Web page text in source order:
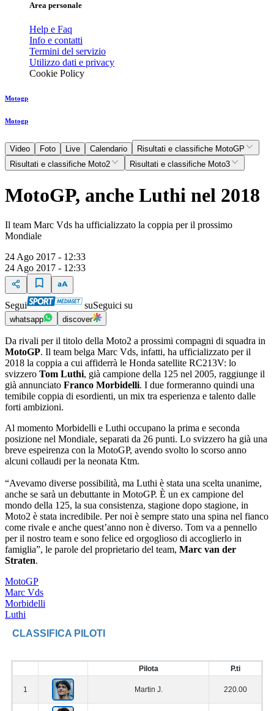
Area personale
Help e Faq
Info e contatti
Termini del servizio
Utilizzo dati e privacy
Cookie Policy
Motogp
Motogp
Video Foto Live Calendario
Risultati e classifiche MotoGP
Risultati e classifiche Moto2
Risultati e classifiche Moto3
MotoGP, anche Luthi nel 2018
Il team Marc Vds ha ufficializzato la coppia per il prossimo
Mondiale
24 Ago 2017 - 12:33
24 Ago 2017 - 12:33
Segui suSeguici su
whatsapp discover
Da rivali per il titolo della Moto2 a prossimi compagni di squadra in
MotoGP. Il team belga Marc Vds, infatti, ha ufficializzato per il
2018 la coppia a cui affiderrà le Honda satellite RC213V: lo
svizzero Tom Luthi, già campione della 125 nel 2005, raggiunge il
già annunciato Franco Morbidelli. I due formeranno quindi una
temibile coppia di esordienti, un mix tra esperienza e talento dalle
forti ambizioni.
Al momento Morbidelli e Luthi occupano la prima e seconda
posizione nel Mondiale, separati da 26 punti. Lo svizzero ha già una
breve espeirenza con la MotoGP, avendo svolto lo scorso anno
alcuni collaudi per la neonata Ktm.
“Avevamo diverse possibilità, ma Luthi è stata una scelta unanime,
anche se sarà un debuttante in MotoGP. È un ex campione del
mondo della 125, la sua consistenza, stagione dopo stagione, in
Moto2 è stata incredibile. Per noi è sempre stato una spina nel fianco
come rivale e anche quest’anno non è diverso. Tom va a pennello
per il nostro team e sono felice ed orgoglioso di accoglierlo in
famiglia”, le parole del proprietario del team, Marc van der
Straten.
MotoGP
Marc Vds
Morbidelli
Luthi